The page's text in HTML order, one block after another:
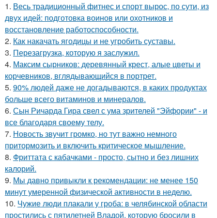
1. Весь традиционный фитнес и спорт вырос, по сути, из
двух идей: подготовка воинов или охотников и
восстановление работоспособности.
2. Как накачать ягодицы и не угробить суставы.
3. Перезагрузка, которую я заслужил.
4. Максим сырников: деревянный крест, алые цветы и
корчевников, вглядывающийся в портрет.
5. 90% людей даже не догадываются, в каких продуктах
больше всего витаминов и минералов.
6. Сын Ричарда Гира свел с ума зрителей "Эйфории" - и
все благодаря своему телу.
7. Новость звучит громко, но тут важно немного
притормозить и включить критическое мышление.
8. Фриттата с кабачками - просто, сытно и без лишних
калорий.
9. Мы давно привыкли к рекомендации: не менее 150
минут умеренной физической активности в неделю.
10. Чужие люди плакали у гроба: в челябинской области
простились с пятилетней Владой, которую бросили в